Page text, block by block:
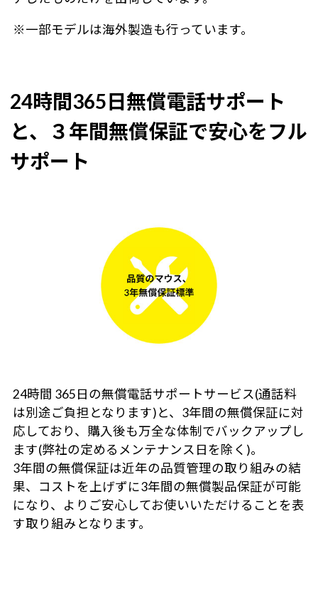
※一部モデルは海外製造も行っています。
24時間365日無償電話サポート
と、３年間無償保証で安心をフル
サポート
24時間 365日の無償電話サポートサービス(通話料
は別途ご負担となります)と、3年間の無償保証に対
応しており、購入後も万全な体制でバックアップし
ます(弊社の定めるメンテナンス日を除く)。
3年間の無償保証は近年の品質管理の取り組みの結
果、コストを上げずに3年間の無償製品保証が可能
になり、よりご安心してお使いいただけることを表
す取り組みとなります。